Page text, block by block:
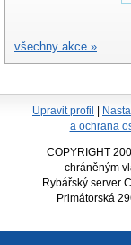
všechny akce »
Upravit profil
a ochrana
COPYRIGHT
chráněným
Rybářský server
Primátorská